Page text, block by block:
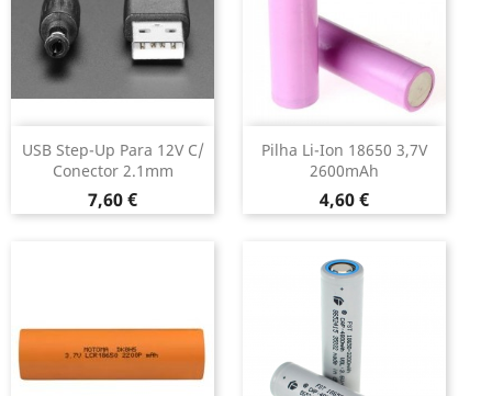
USB Step-Up Para 12V C/
Conector 2.1mm
Preço
7,60 €
Pilha Li-Ion 18650 3,7V
2600mAh
Preço
4,60 €